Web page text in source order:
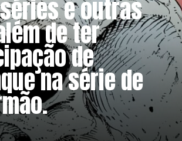
e outras
de ter
de
na série de